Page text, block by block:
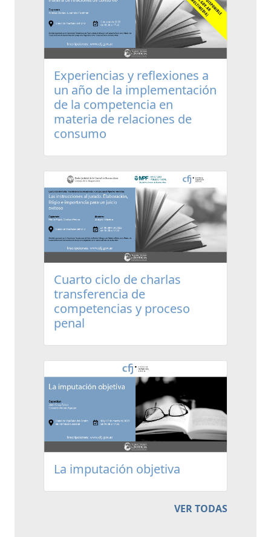
Experiencias y reflexiones a
un año de la implementación
de la competencia en
materia de relaciones de
consumo
Cuarto ciclo de charlas
transferencia de
competencias y proceso
penal
La imputación objetiva
VER TODAS